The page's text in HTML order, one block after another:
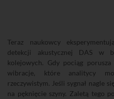
Teraz naukowcy
detekcji akustycznej DAS w
kolejowych. Gdy pociąg
wibracje, które analitycy
rzeczywistym. Jeśli sygnał nagle
na pęknięcie szyny. Zaletą tego